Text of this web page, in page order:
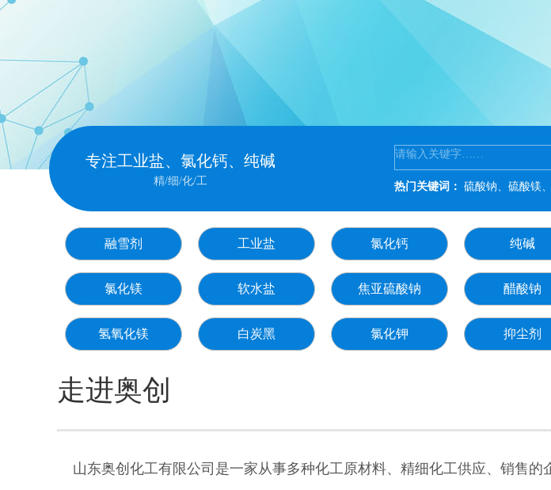
专注工业盐、氯化钙、纯碱
精/细/化/工 热门关键词： 硫酸钠、硫酸镁
融雪剂 工业盐 氯化钙 纯碱
氯化镁 软水盐 焦亚硫酸钠 醋酸钠
氢氧化镁 白炭黑 氯化钾 抑尘剂
走进奥创
山东奥创化工有限公司是一家从事多种化工原材料、精细化工供应、销售